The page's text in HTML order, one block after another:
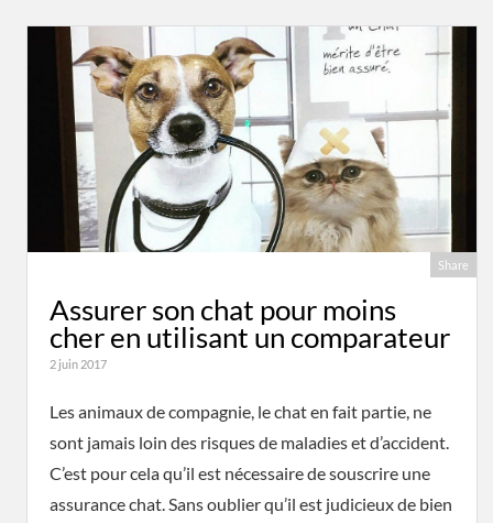
Share
Assurer son chat pour moins
cher en utilisant un comparateur
2 juin 2017
Les animaux de compagnie, le chat en fait partie, ne
sont jamais loin des risques de maladies et d’accident.
C’est pour cela qu’il est nécessaire de souscrire une
assurance chat. Sans oublier qu’il est judicieux de bien